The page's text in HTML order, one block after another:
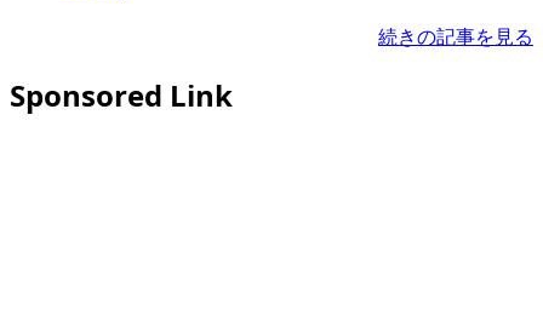
続きの記事を見る
Sponsored Link